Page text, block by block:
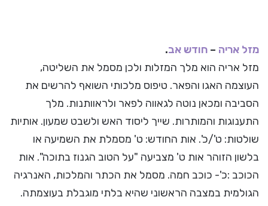
מזל אריה – חודש אב.
מזל אריה הוא מלך המזלות ולכן מסמל את השליטה,
העוצמה האגו והפאר. טיפוס מלכותי השואף להרשים את
הסביבה ומכאן נוטה לגאווה לפאר ולראוותנות. מלך
התענוגות והמותרות. שייך ליסוד האש ולשבט שמעון. אותיות
שולטות: ט'/כ'. אות החודש: ט' מסמלת את השמיעה או
בלשון הזוהר אות ט' מצביעה "על הטוב הגנוז בתוכה". אות
הכוכב :כ'- כוכב חמה. מסמל את הכתר והמלכות, האנרגיה
הגולמית במצבה הראשוני שהיא בלתי מוגבלת בעוצמתה.